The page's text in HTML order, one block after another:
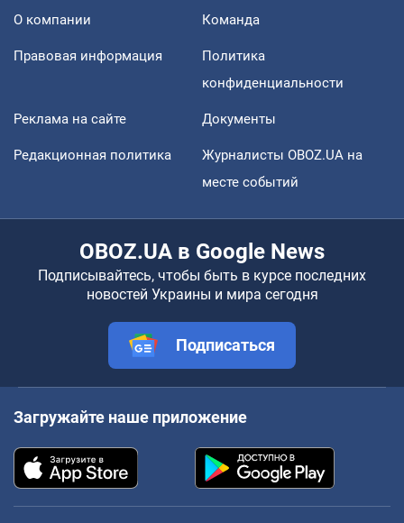
О компании Команда
Правовая информация
Политика
конфиденциальности
Реклама на сайте Документы
Редакционная политика
Журналисты OBOZ.UA на
месте событий
OBOZ.UA в Google News
Подписывайтесь, чтобы быть в курсе последних
новостей Украины и мира сегодня
Подписаться
Загружайте наше приложение